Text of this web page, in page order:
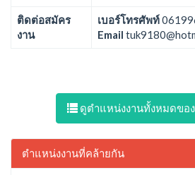
ติดต่อสมัคร
งาน
เบอร์โทรศัพท์
Email
ดูตำแหน่งงานทั้งหมดขอ
ตำแหน่งงานที่คล้ายกัน